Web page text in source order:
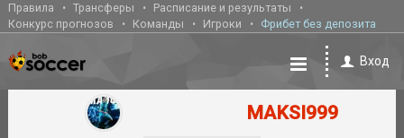
Правила Трансферы
Расписание и результаты
Конкурс прогнозов
Команды Игроки Фрибет без депозита
Вход
MAKSI999